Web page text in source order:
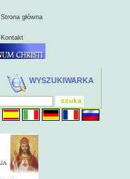
Strona główna
Kontakt
WYSZUKIWARKA